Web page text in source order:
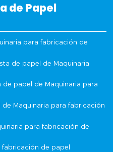
de Papel
para fabricación de
de papel de Maquinaria
papel de Maquinaria para
Maquinaria para fabricación
para fabricación de
de papel